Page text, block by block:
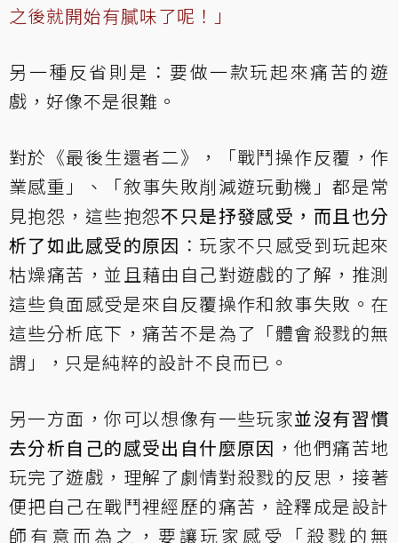
之後就開始有膩味了呢！」
另一種反省則是：要做一款玩起來痛苦的遊
戲，好像不是很難。
對於《最後生還者二》，「戰鬥操作反覆，作
業感重」、「敘事失敗削減遊玩動機」都是常
見抱怨，這些抱怨不只是抒發感受，而且也分
析了如此感受的原因 ：玩家不只感受到玩起來
枯燥痛苦，並且藉由自己對遊戲的了解，推測
這些負面感受是來自反覆操作和敘事失敗。在
這些分析底下，痛苦不是為了「體會殺戮的無
謂」，只是純粹的設計不良而已。
另一方面，你可以想像有一些玩家並沒有習慣
去分析自己的感受出自什麼原因 ，他們痛苦地
玩完了遊戲，理解了劇情對殺戮的反思，接著
便把自己在戰鬥裡經歷的痛苦，詮釋成是設計
師有意而為之，要讓玩家感受「殺戮的無